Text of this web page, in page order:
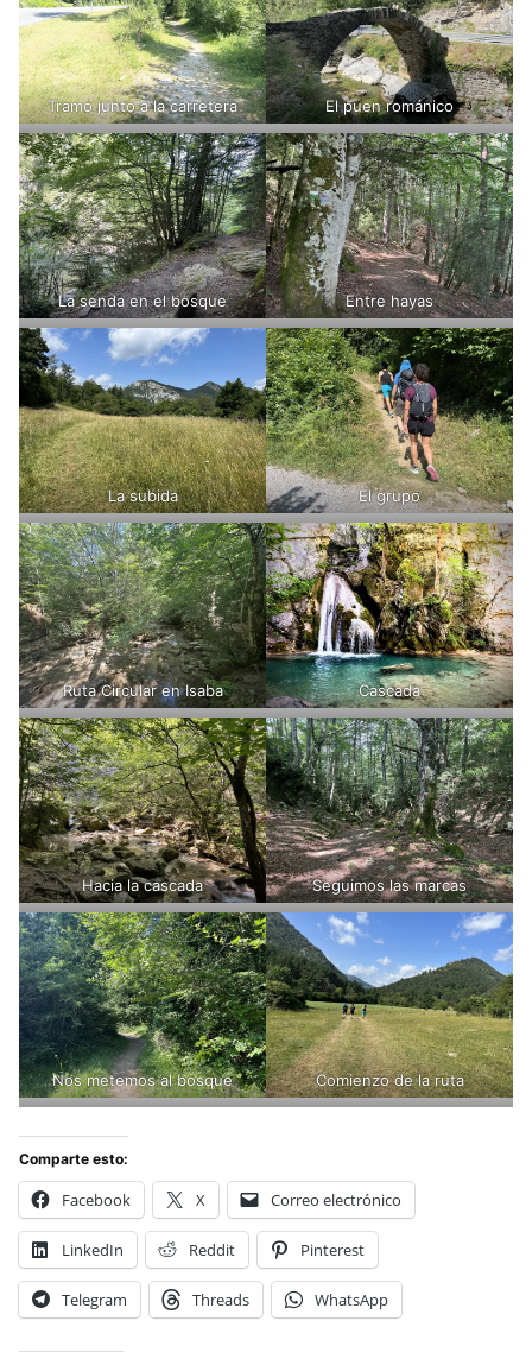
Tramo junto a la carretera El puen románico
La senda en el bosque Entre hayas
La subida El grupo
Ruta Circular en Isaba Cascada
Hacia la cascada Seguimos las marcas
Nos metemos al bosque Comienzo de la ruta
Comparte esto:
Facebook X Correo electrónico
LinkedIn Reddit Pinterest
Telegram Threads WhatsApp